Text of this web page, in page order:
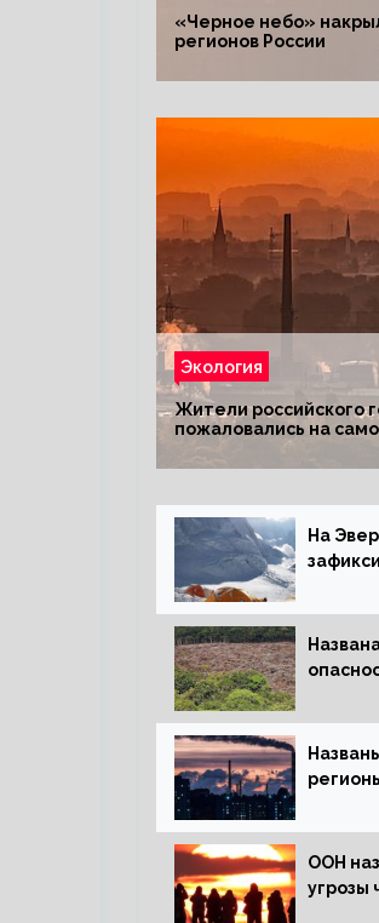
«Черное небо»
регионов России
Экология
Жители российского
пожаловались на
На
таяние
ООН
угрозы